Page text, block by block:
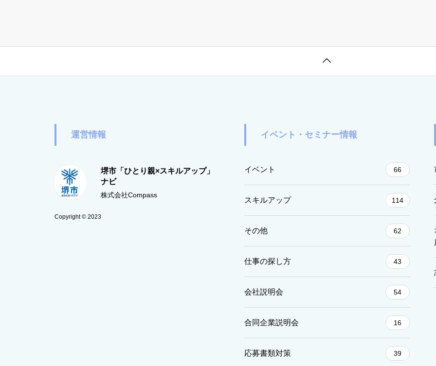

運営情報
堺市「ひとり親×スキルアップ」
ナビ
株式会社Compass
Copyright © 2023
イベント・セミナー情報
イベント 66
スキルアップ 114
その他 62
仕事の探し方 43
会社説明会 54
合同企業説明会 16
応募書類対策 39